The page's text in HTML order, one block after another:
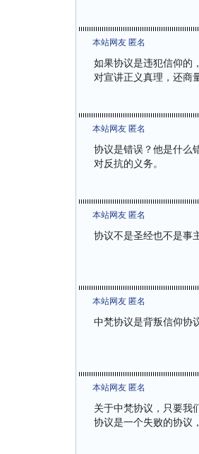
本站网友 匿名
如果协议是违犯信仰的
对宣讲正义真理，还商
本站网友 匿名
协议是错误？他是什么
对反抗的义务。
本站网友 匿名
协议不是圣经也不是事
本站网友 匿名
中梵协议是背叛信仰协
本站网友 匿名
关于中梵协议，只要我
协议是一个失败的协议